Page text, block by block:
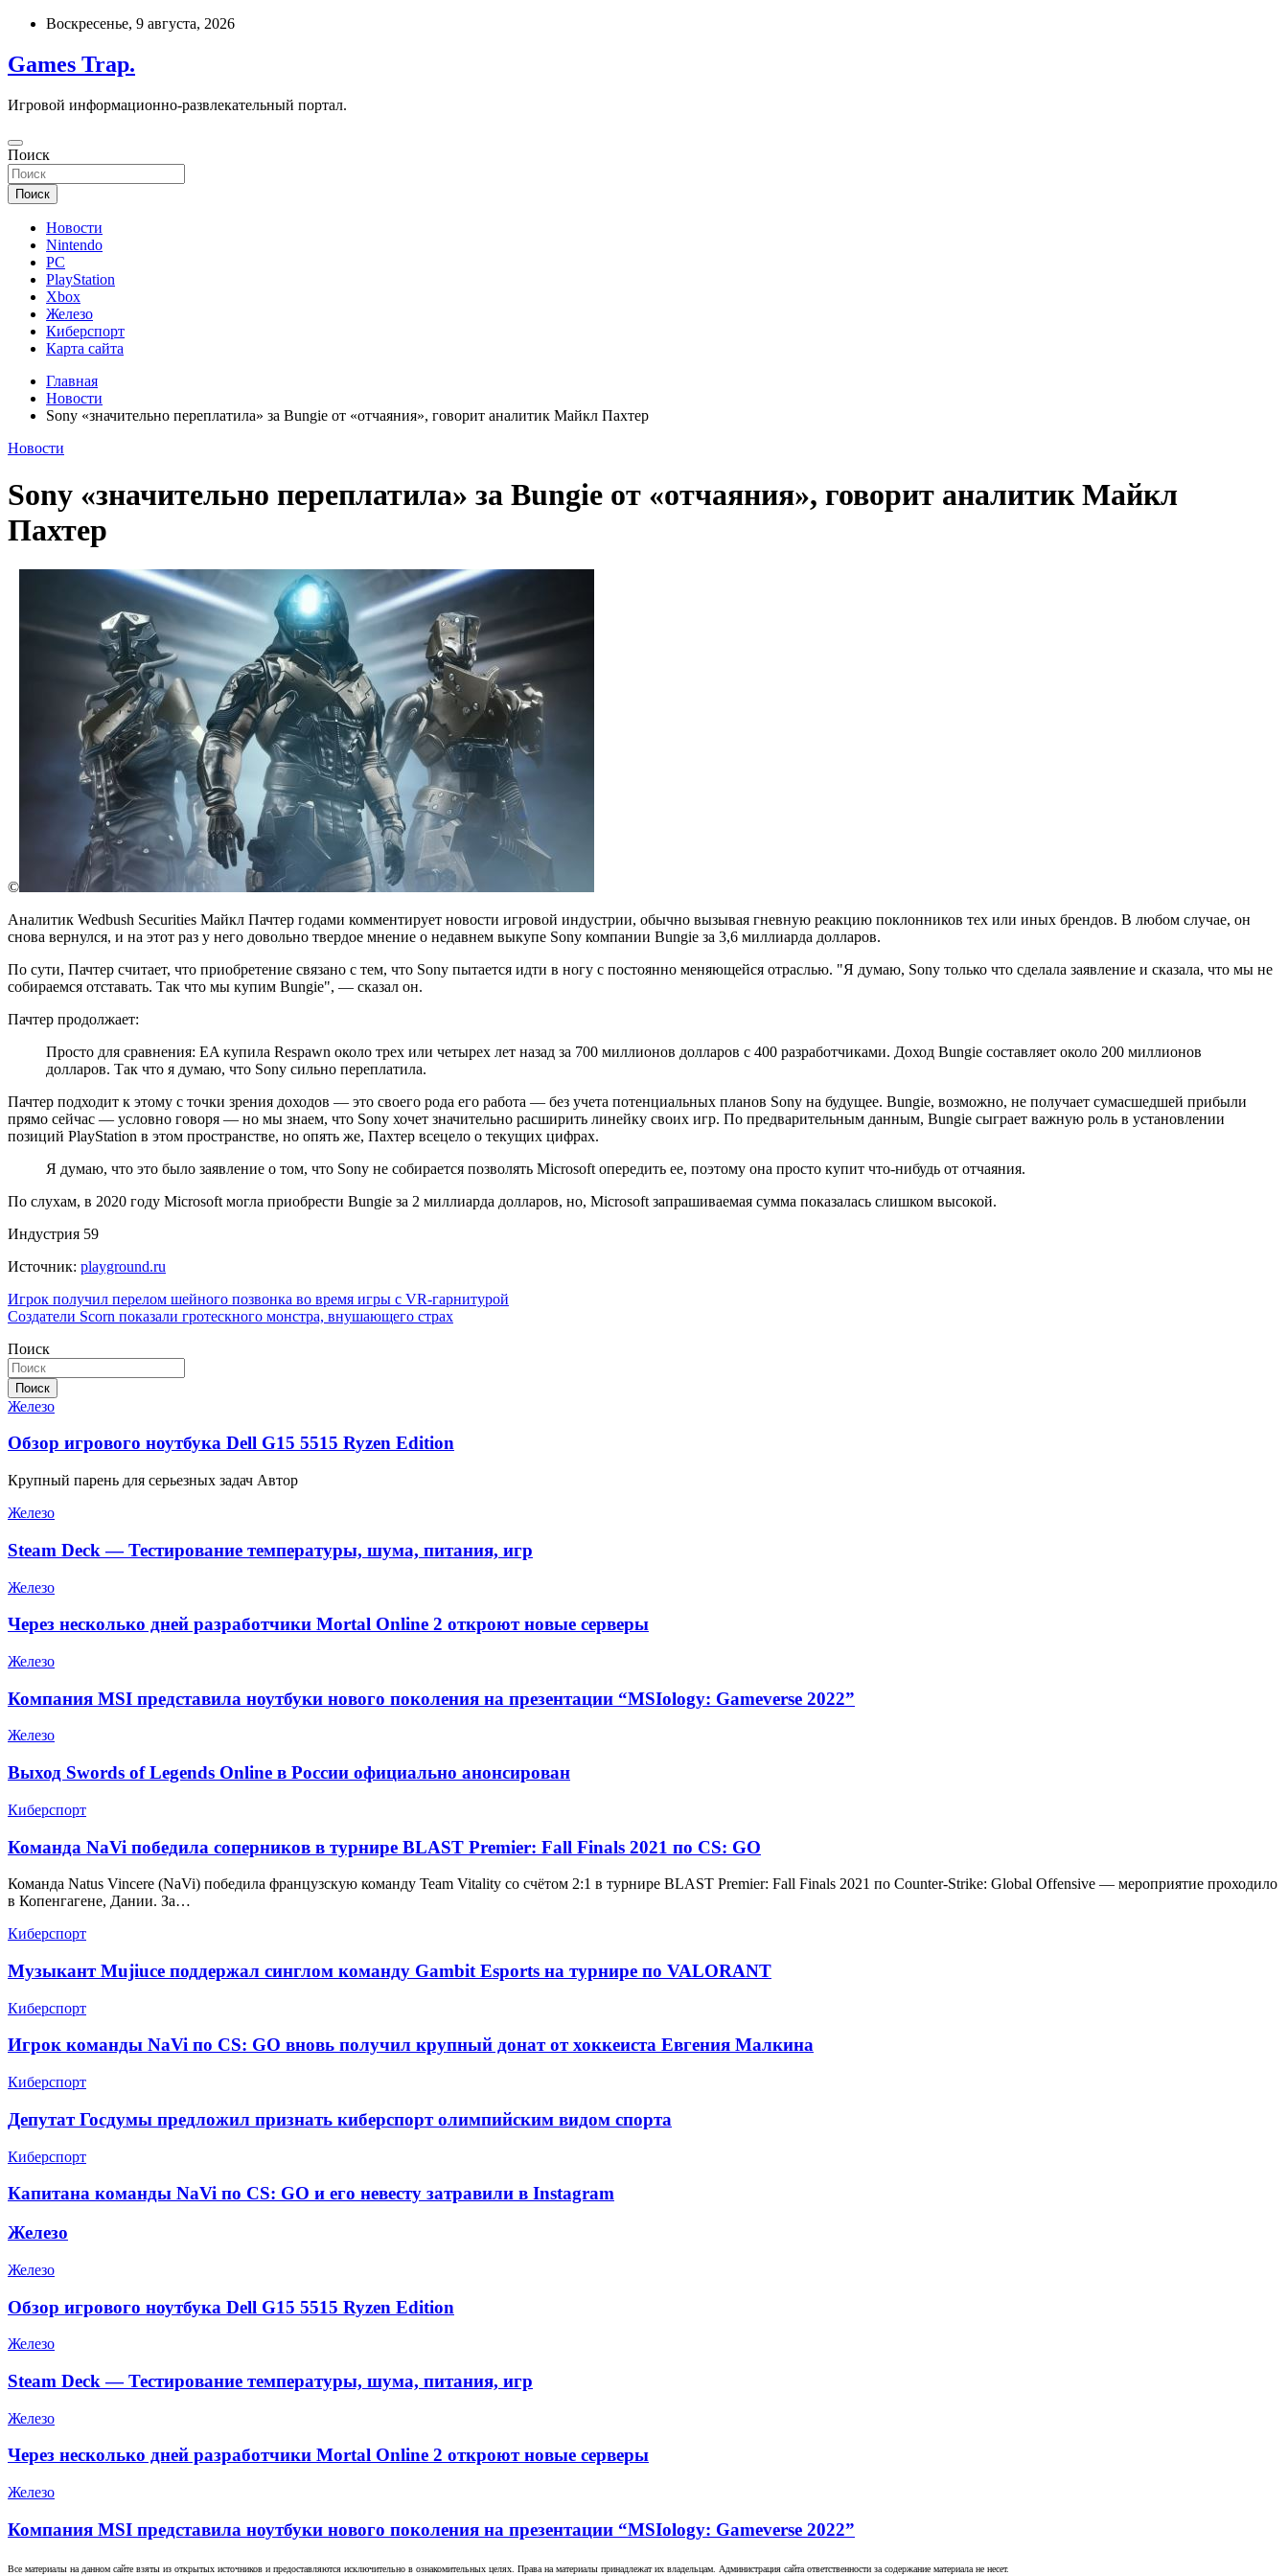
Перейти
содержимому
Воскресенье, 9 августа, 2026
Games Trap.
Игровой информационно-развлекательный портал.
Поиск
Поиск
Новости
Nintendo
PC
PlayStation
Xbox
Железо
Киберспорт
Карта сайта
Главная
Новости
Sony «значительно переплатила» за Bungie от «отчаяния», говорит аналитик Майкл Пахтер
Новости
Sony «значительно переплатила» за Bungie от «отчаяния», говорит аналитик Майкл
Пахтер
©
Аналитик Wedbush Securities Майкл Пачтер годами комментирует новости игровой индустрии, обычно вызывая гневную реакцию поклонников тех или иных брендов. В любом случае, он
снова вернулся, и на этот раз у него довольно твердое мнение о недавнем выкупе Sony компании Bungie за 3,6 миллиарда долларов.
По сути, Пачтер считает, что приобретение связано с тем, что Sony пытается идти в ногу с постоянно меняющейся отраслью. "Я думаю, Sony только что сделала заявление и сказала, что мы не
собираемся отставать. Так что мы купим Bungie", — сказал он.
Пачтер продолжает:
Просто для сравнения: EA купила Respawn около трех или четырех лет назад за 700 миллионов долларов с 400 разработчиками. Доход Bungie составляет около 200 миллионов
долларов. Так что я думаю, что Sony сильно переплатила.
Пачтер подходит к этому с точки зрения доходов — это своего рода его работа — без учета потенциальных планов Sony на будущее. Bungie, возможно, не получает сумасшедшей прибыли
прямо сейчас — условно говоря — но мы знаем, что Sony хочет значительно расширить линейку своих игр. По предварительным данным, Bungie сыграет важную роль в установлении
позиций PlayStation в этом пространстве, но опять же, Пахтер всецело о текущих цифрах.
Я думаю, что это было заявление о том, что Sony не собирается позволять Microsoft опередить ее, поэтому она просто купит что-нибудь от отчаяния.
По слухам, в 2020 году Microsoft могла приобрести Bungie за 2 миллиарда долларов, но, Microsoft запрашиваемая сумма показалась слишком высокой.
Индустрия 59
Источник: playground.ru
Навигация
по
записям
Игрок получил перелом шейного позвонка во время игры с VR-гарнитурой
Создатели Scorn показали гротескного монстра, внушающего страх
Поиск
Поиск
Железо
Обзор игрового ноутбука Dell G15 5515 Ryzen Edition
Крупный парень для серьезных задач Автор
Железо
Steam Deck — Тестирование температуры, шума, питания, игр
Железо
Через несколько дней разработчики Mortal Online 2 откроют новые серверы
Железо
Компания MSI представила ноутбуки нового поколения на презентации “MSIology: Gameverse 2022”
Железо
Выход Swords of Legends Online в России официально анонсирован
Киберспорт
Команда NaVi победила соперников в турнире BLAST Premier: Fall Finals 2021 по CS: GO
Команда Natus Vincere (NaVi) победила французскую команду Team Vitality со счётом 2:1 в турнире BLAST Premier: Fall Finals 2021 по Counter-Strike: Global Offensive — мероприятие проходило
в Копенгагене, Дании. За…
Киберспорт
Музыкант Mujiuce поддержал синглом команду Gambit Esports на турнире по VALORANT
Киберспорт
Игрок команды NaVi по CS: GO вновь получил крупный донат от хоккеиста Евгения Малкина
Киберспорт
Депутат Госдумы предложил признать киберспорт олимпийским видом спорта
Киберспорт
Капитана команды NaVi по CS: GO и его невесту затравили в Instagram
Железо
Железо
Обзор игрового ноутбука Dell G15 5515 Ryzen Edition
Железо
Steam Deck — Тестирование температуры, шума, питания, игр
Железо
Через несколько дней разработчики Mortal Online 2 откроют новые серверы
Железо
Компания MSI представила ноутбуки нового поколения на презентации “MSIology: Gameverse 2022”
Все материалы на данном сайте взяты из открытых источников и предоставляются исключительно в ознакомительных целях. Права на материалы принадлежат их владельцам. Администрация сайта ответственности за содержание материала не несет.